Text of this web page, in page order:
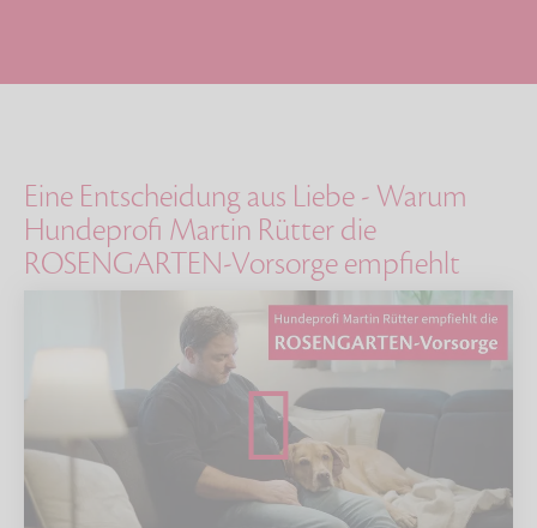
Eine Entscheidung aus Liebe - Warum
Hundeprofi Martin Rütter die
ROSENGARTEN-Vorsorge empfiehlt